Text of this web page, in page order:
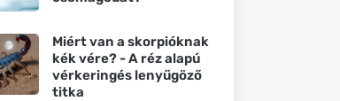
Miért van a skorpióknak
kék vére? - A réz alapú
vérkeringés lenyűgöző
titka